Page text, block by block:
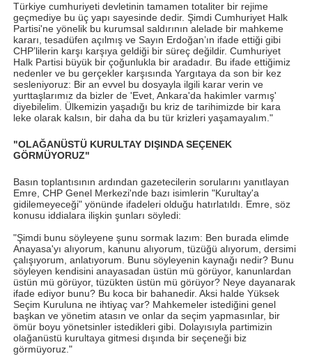
Türkiye cumhuriyeti devletinin tamamen totaliter bir rejime
geçmediye bu üç yapı sayesinde dedir. Şimdi Cumhuriyet Halk
Partisi'ne yönelik bu kurumsal saldırının alelade bir mahkeme
kararı, tesadüfen açılmış ve Sayın Erdoğan’ın ifade ettiği gibi
CHP’lilerin karşı karşıya geldiği bir süreç değildir. Cumhuriyet
Halk Partisi büyük bir çoğunlukla bir aradadır. Bu ifade ettiğimiz
nedenler ve bu gerçekler karşısında Yargıtaya da son bir kez
sesleniyoruz: Bir an evvel bu dosyayla ilgili karar verin ve
yurttaşlarımız da bizler de 'Evet, Ankara'da hakimler varmış'
diyebilelim. Ülkemizin yaşadığı bu kriz de tarihimizde bir kara
leke olarak kalsın, bir daha da bu tür krizleri yaşamayalım."
"OLAĞANÜSTÜ KURULTAY DIŞINDA SEÇENEK
GÖRMÜYORUZ"
Basın toplantısının ardından gazetecilerin sorularını yanıtlayan
Emre, CHP Genel Merkezi'nde bazı isimlerin "Kurultay'a
gidilemeyeceği" yönünde ifadeleri olduğu hatırlatıldı. Emre, söz
konusu iddialara ilişkin şunları söyledi:
"Şimdi bunu söyleyene şunu sormak lazım: Ben burada elimde
Anayasa'yı alıyorum, kanunu alıyorum, tüzüğü alıyorum, dersimi
çalışıyorum, anlatıyorum. Bunu söyleyenin kaynağı nedir? Bunu
söyleyen kendisini anayasadan üstün mü görüyor, kanunlardan
üstün mü görüyor, tüzükten üstün mü görüyor? Neye dayanarak
ifade ediyor bunu? Bu koca bir bahanedir. Aksi halde Yüksek
Seçim Kuruluna ne ihtiyaç var? Mahkemeler istediğini genel
başkan ve yönetim atasın ve onlar da seçim yapmasınlar, bir
ömür boyu yönetsinler istedikleri gibi. Dolayısıyla partimizin
olağanüstü kurultaya gitmesi dışında bir seçeneği biz
görmüyoruz."